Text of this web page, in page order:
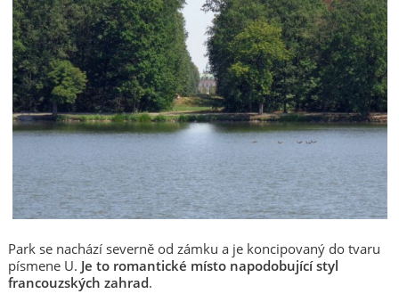
Park se nachází severně od zámku a je koncipovaný do tvaru
písmene U. Je to romantické místo napodobující styl
francouzských zahrad.